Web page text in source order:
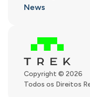
Copyright © 2026
Todos os Direitos
News